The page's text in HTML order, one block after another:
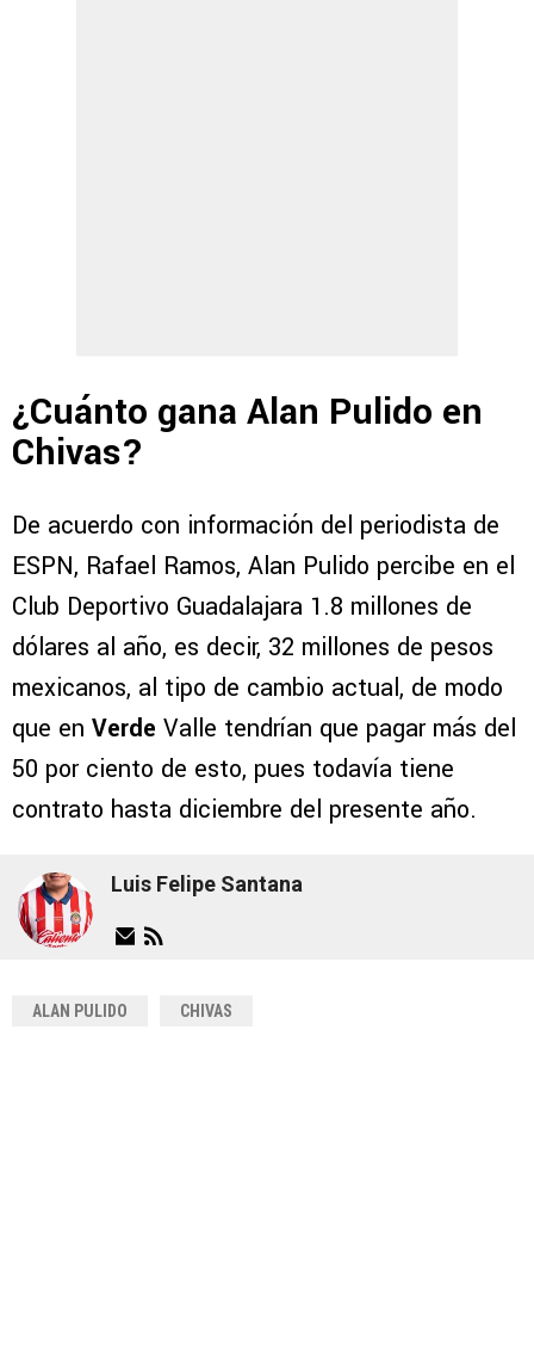
¿Cuánto gana Alan Pulido en
Chivas?
De acuerdo con información del periodista de
ESPN, Rafael Ramos, Alan Pulido percibe en el
Club Deportivo Guadalajara 1.8 millones de
dólares al año, es decir, 32 millones de pesos
mexicanos, al tipo de cambio actual, de modo
que en Verde Valle tendrían que pagar más del
50 por ciento de esto, pues todavía tiene
contrato hasta diciembre del presente año.
Luis Felipe Santana
ALAN PULIDO CHIVAS